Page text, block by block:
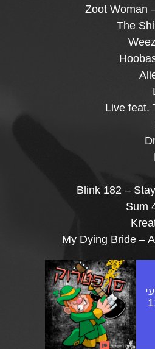
Zoot Woman
The
Live feat.
Blink 182 –
Sum
My Dying Bride –